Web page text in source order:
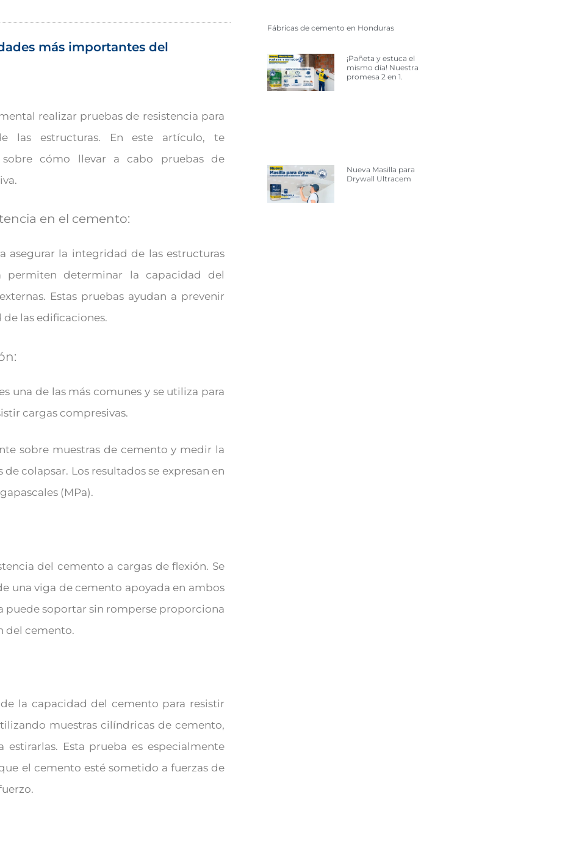
más importantes del
realizar pruebas de resistencia para
las estructuras. En este artículo, te
cómo llevar a cabo pruebas de
en el cemento:
asegurar la integridad de las estructuras
permiten determinar la capacidad del
Estas pruebas ayudan a prevenir
las edificaciones.
una de las más comunes y se utiliza para
cargas compresivas.
sobre muestras de cemento y medir la
colapsar. Los resultados se expresan en
(MPa).
del cemento a cargas de flexión. Se
una viga de cemento apoyada en ambos
puede soportar sin romperse proporciona
del cemento.
la capacidad del cemento para resistir
muestras cilíndricas de cemento,
Esta prueba es especialmente
el cemento esté sometido a fuerzas de
Fábricas de cemento en Honduras
¡Pañeta y estuca el
mismo día! Nuestra
promesa 2 en 1.
Nueva Masilla para
Drywall Ultracem